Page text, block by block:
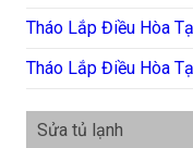
Tháo Lắp Điều Hòa
Tháo Lắp Điều Hòa
Sửa tủ lạnh